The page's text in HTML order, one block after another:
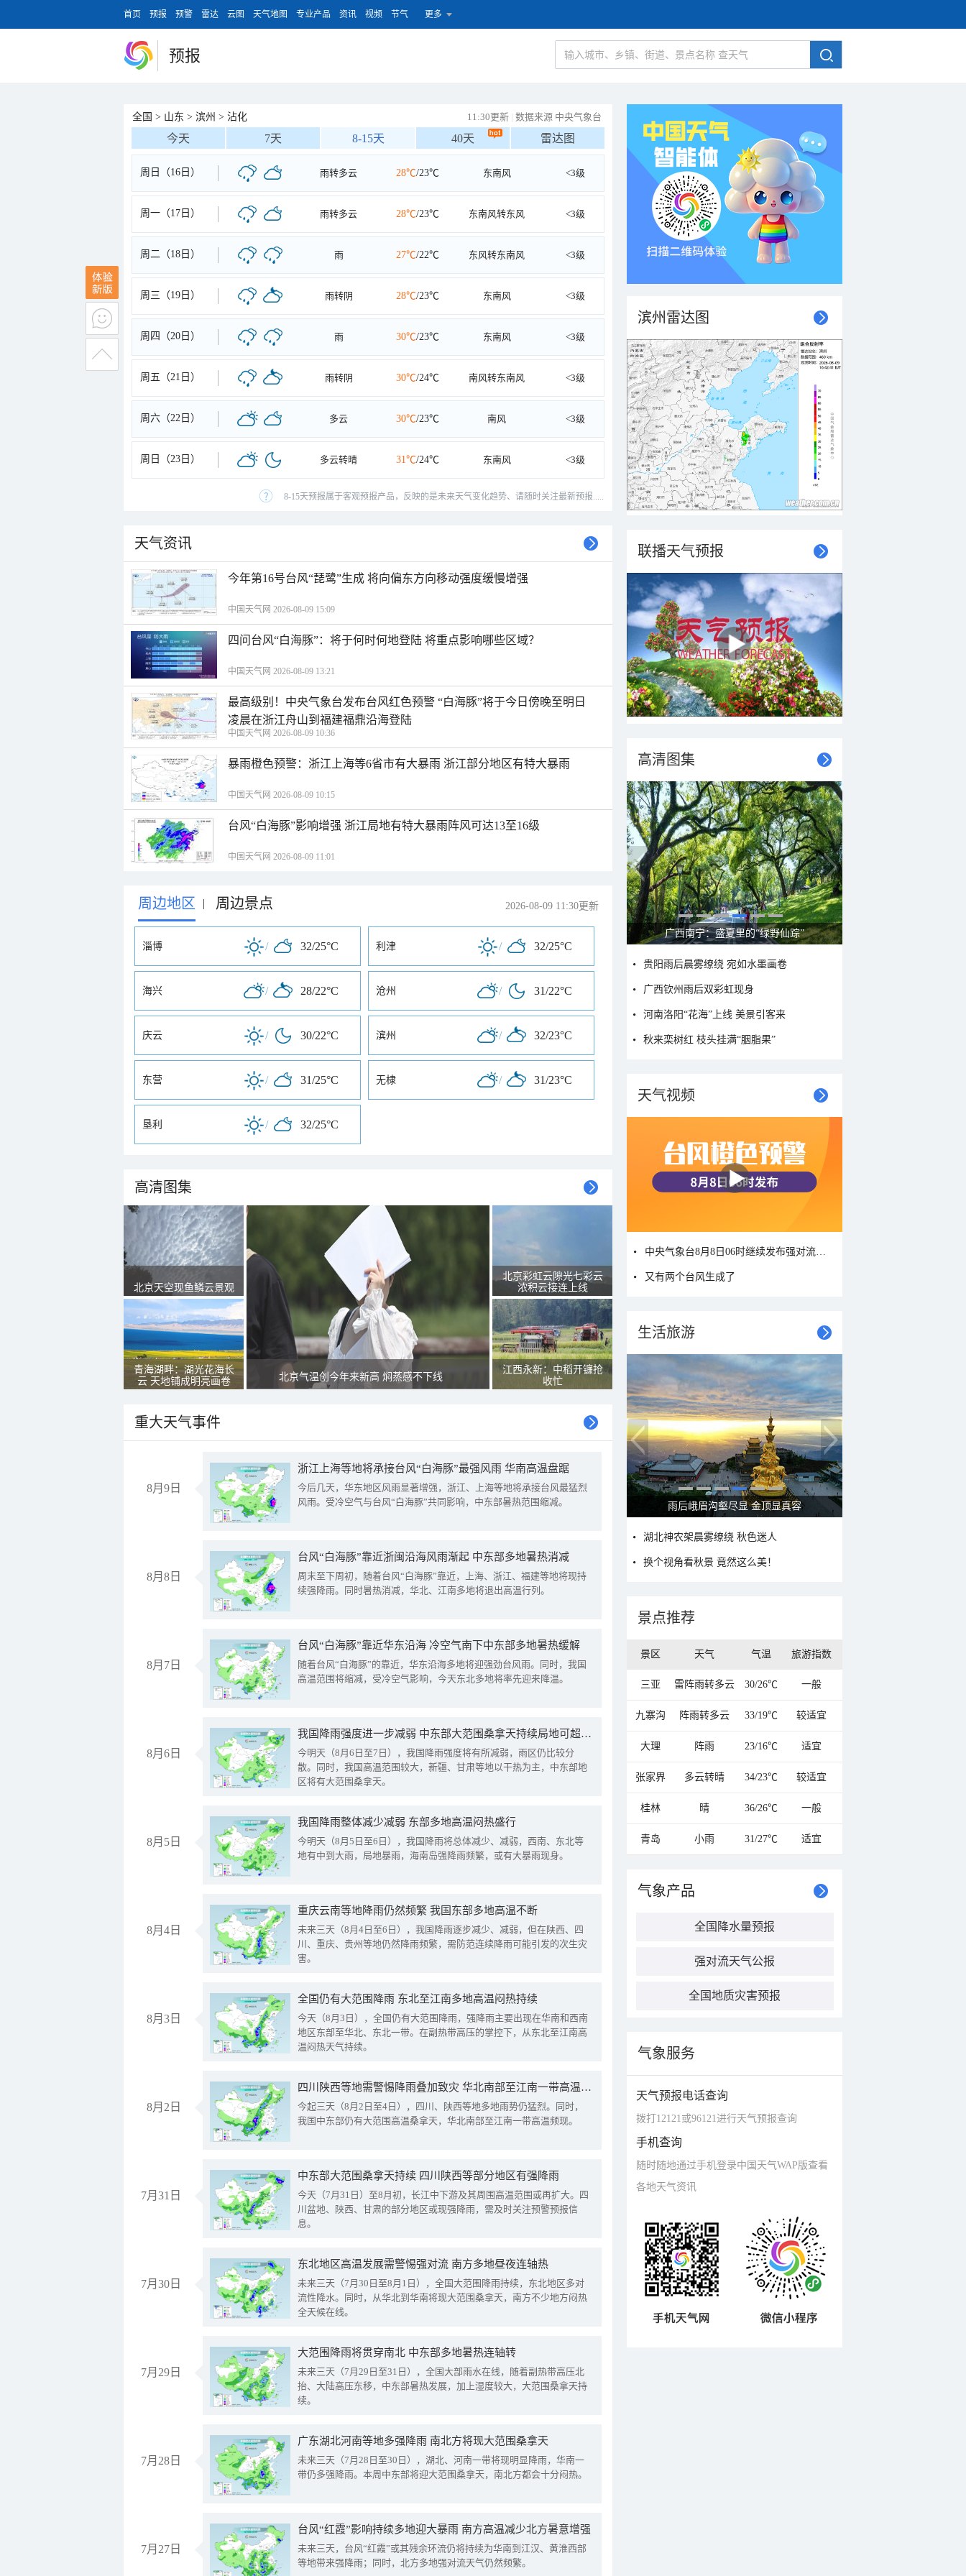
首页 预报 预警 雷达 云图 天气地图 专业产品 资讯 视频 节气 更多
预报
全国 > 山东 > 滨州 > 沾化 11:30更新 | 数据来源 中央气象台
今天 7天 8-15天 40天 雷达图
周日（16日） 雨转多云 28℃/23℃ 东南风 <3级
周一（17日） 雨转多云 28℃/23℃ 东南风转东风 <3级
周二（18日） 雨 27℃/22℃ 东风转东南风 <3级
周三（19日） 雨转阴 28℃/23℃ 东南风 <3级
周四（20日） 雨 30℃/23℃ 东南风 <3级
周五（21日） 雨转阴 30℃/24℃ 南风转东南风 <3级
周六（22日） 多云 30℃/23℃ 南风 <3级
周日（23日） 多云转晴 31℃/24℃ 东南风 <3级
8-15天预报属于客观预报产品，反映的是未来天气变化趋势、请随时关注最新预报.....
天气资讯
今年第16号台风“琵鹭”生成 将向偏东方向移动强度缓慢增强
中国天气网 2026-08-09 15:09
四问台风“白海豚”：将于何时何地登陆 将重点影响哪些区域？
中国天气网 2026-08-09 13:21
最高级别！中央气象台发布台风红色预警 “白海豚”将于今日傍晚至明日
凌晨在浙江舟山到福建福鼎沿海登陆
中国天气网 2026-08-09 10:36
暴雨橙色预警：浙江上海等6省市有大暴雨 浙江部分地区有特大暴雨
中国天气网 2026-08-09 10:15
台风“白海豚”影响增强 浙江局地有特大暴雨阵风可达13至16级
中国天气网 2026-08-09 11:01
周边地区 | 周边景点 2026-08-09 11:30更新
淄博 / 32/25°C 利津 / 32/25°C
海兴 / 28/22°C 沧州 / 31/22°C
庆云 / 30/22°C 滨州 / 32/23°C
东营 / 31/25°C 无棣 / 31/23°C
垦利 / 32/25°C
高清图集
北京天空现鱼鳞云景观
青海湖畔：湖光花海长
云 天地铺成明亮画卷
北京气温创今年来新高 焖蒸感不下线
北京彩虹云隙光七彩云
浓积云接连上线
江西永新：中稻开镰抢
收忙
重大天气事件
8月9日
浙江上海等地将承接台风“白海豚”最强风雨 华南高温盘踞
今后几天，华东地区风雨显著增强，浙江、上海等地将承接台风最猛烈
风雨。受冷空气与台风“白海豚”共同影响，中东部暑热范围缩减。
8月8日
台风“白海豚”靠近浙闽沿海风雨渐起 中东部多地暑热消减
周末至下周初，随着台风“白海豚”靠近，上海、浙江、福建等地将现持
续强降雨。同时暑热消减，华北、江南多地将退出高温行列。
8月7日
台风“白海豚”靠近华东沿海 冷空气南下中东部多地暑热缓解
随着台风“白海豚”的靠近，华东沿海多地将迎强劲台风雨。同时，我国
高温范围将缩减，受冷空气影响，今天东北多地将率先迎来降温。
8月6日
我国降雨强度进一步减弱 中东部大范围桑拿天持续局地可超38℃
今明天（8月6日至7日），我国降雨强度将有所减弱，雨区仍比较分
散。同时，我国高温范围较大，新疆、甘肃等地以干热为主，中东部地
区将有大范围桑拿天。
8月5日
我国降雨整体减少减弱 东部多地高温闷热盛行
今明天（8月5日至6日），我国降雨将总体减少、减弱，西南、东北等
地有中到大雨，局地暴雨，海南岛强降雨频繁，或有大暴雨现身。
8月4日
重庆云南等地降雨仍然频繁 我国东部多地高温不断
未来三天（8月4日至6日），我国降雨逐步减少、减弱，但在陕西、四
川、重庆、贵州等地仍然降雨频繁，需防范连续降雨可能引发的次生灾
害。
8月3日
全国仍有大范围降雨 东北至江南多地高温闷热持续
今天（8月3日），全国仍有大范围降雨，强降雨主要出现在华南和西南
地区东部至华北、东北一带。在副热带高压的掌控下，从东北至江南高
温闷热天气持续。
8月2日
四川陕西等地需警惕降雨叠加致灾 华北南部至江南一带高温频现
今起三天（8月2日至4日），四川、陕西等地多地雨势仍猛烈。同时，
我国中东部仍有大范围高温桑拿天，华北南部至江南一带高温频现。
7月31日
中东部大范围桑拿天持续 四川陕西等部分地区有强降雨
今天（7月31日）至8月初，长江中下游及其周围高温范围或再扩大。四
川盆地、陕西、甘肃的部分地区或现强降雨，需及时关注预警预报信
息。
7月30日
东北地区高温发展需警惕强对流 南方多地昼夜连轴热
未来三天（7月30日至8月1日），全国大范围降雨持续，东北地区多对
流性降水。同时，从华北到华南将现大范围桑拿天，南方不少地方闷热
全天候在线。
7月29日
大范围降雨将贯穿南北 中东部多地暑热连轴转
未来三天（7月29日至31日），全国大部雨水在线，随着副热带高压北
抬、大陆高压东移，中东部暑热发展，加上湿度较大，大范围桑拿天持
续。
7月28日
广东湖北河南等地多强降雨 南北方将现大范围桑拿天
未来三天（7月28日至30日），湖北、河南一带将现明显降雨，华南一
带仍多强降雨。本周中东部将迎大范围桑拿天，南北方都会十分闷热。
7月27日
台风“红霞”影响持续多地迎大暴雨 南方高温减少北方暑意增强
未来三天，台风“红霞”或其残余环流仍将持续为华南到江汉、黄淮西部
等地带来强降雨；同时，北方多地强对流天气仍然频繁。
滨州雷达图
联播天气预报
高清图集
呼伦贝尔草原 藏着最治愈的蓝天白云
贵阳雨后晨雾缭绕 宛如水墨画卷
广西钦州雨后双彩虹现身
河南洛阳“花海”上线 美景引客来
秋来栾树红 枝头挂满“胭脂果”
天气视频
又有两个台风生成了
生活旅游
秋意浓 蓝天映衬下的哈尔滨伏尔加庄园
湖北神农架晨雾缭绕 秋色迷人
换个视角看秋景 竟然这么美！
景点推荐
景区 天气 气温 旅游指数
三亚 雷阵雨转多云 30/26℃ 一般
九寨沟 阵雨转多云 33/19℃ 较适宜
大理 阵雨 23/16℃ 适宜
张家界 多云转晴 34/23℃ 较适宜
桂林 晴 36/26℃ 一般
青岛 小雨 31/27℃ 适宜
气象产品
全国降水量预报
强对流天气公报
全国地质灾害预报
气象服务
天气预报电话查询
拨打12121或96121进行天气预报查询
手机查询
随时随地通过手机登录中国天气WAP版查看
各地天气资讯